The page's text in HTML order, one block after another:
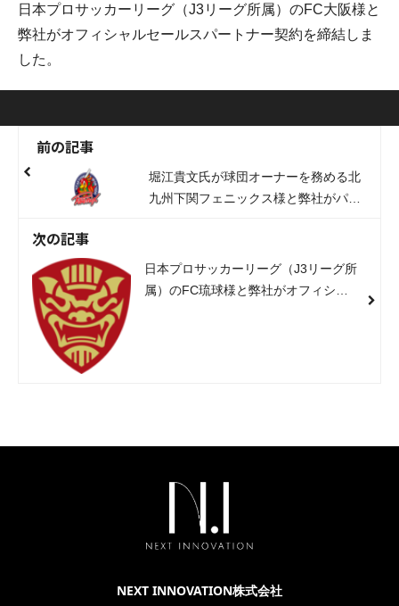
日本プロサッカーリーグ（J3リーグ所属）のFC大阪様と
弊社がオフィシャルセールスパートナー契約を締結しま
した。
前の記事
堀江貴文氏が球団オーナーを務める北
九州下関フェニックス様と弊社がパー
次の記事
日本プロサッカーリーグ（J3リーグ所
属）のFC琉球様と弊社がオフィシャ
NEXT INNOVATION株式会社